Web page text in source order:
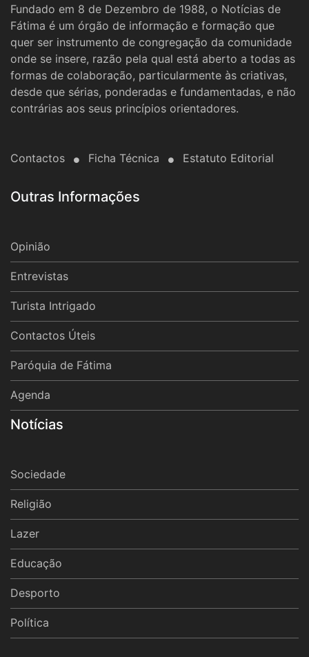
Fundado em 8 de Dezembro de 1988, o Notícias de
Fátima é um órgão de informação e formação que
quer ser instrumento de congregação da comunidade
onde se insere, razão pela qual está aberto a todas as
formas de colaboração, particularmente às criativas,
desde que sérias, ponderadas e fundamentadas, e não
contrárias aos seus princípios orientadores.
Contactos Ficha Técnica Estatuto Editorial
Outras Informações
Opinião
Entrevistas
Turista Intrigado
Contactos Úteis
Paróquia de Fátima
Agenda
Notícias
Sociedade
Religião
Lazer
Educação
Desporto
Política